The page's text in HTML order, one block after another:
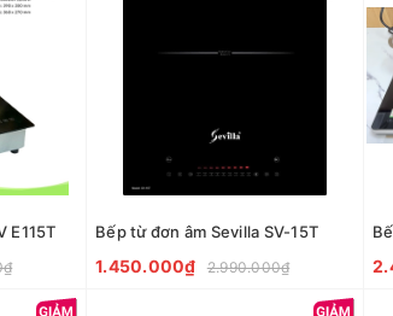
E115T Bếp từ đơn âm Sevilla SV-15T
1.450.000₫ 2.990.000₫